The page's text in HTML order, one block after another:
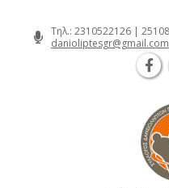
Τηλ.: 2310522126 |
danioliptesgr@gmail.com